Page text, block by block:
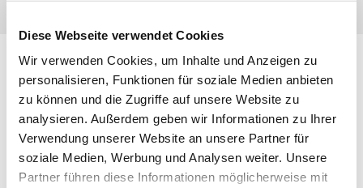
Diese Webseite verwendet Cookies
Wir verwenden Cookies, um Inhalte und Anzeigen zu
personalisieren, Funktionen für soziale Medien anbieten
zu können und die Zugriffe auf unsere Website zu
analysieren. Außerdem geben wir Informationen zu Ihrer
Verwendung unserer Website an unsere Partner für
soziale Medien, Werbung und Analysen weiter. Unsere
Partner führen diese Informationen möglicherweise mit